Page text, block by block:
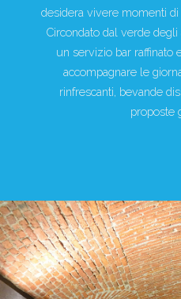
desidera vivere momenti di
Circondato dal verde
un servizio bar raffinato
accompagnare le
rinfrescanti, bevande
proposte